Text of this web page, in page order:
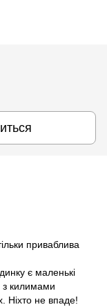
приваблива
є маленькі
з килимами
Ніхто не впаде!